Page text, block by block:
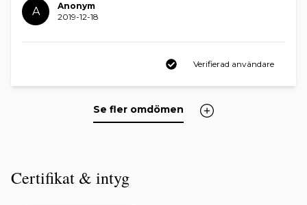
A
Anonym
2019-12-18
Verifierad användare
Se fler omdömen
Certifikat & intyg